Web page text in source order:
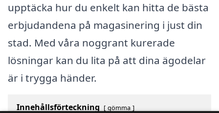
upptäcka hur du enkelt kan hitta de bästa
erbjudandena på magasinering i just din
stad. Med våra noggrant kurerade
lösningar kan du lita på att dina ägodelar
är i trygga händer.
Innehållsförteckning gömma